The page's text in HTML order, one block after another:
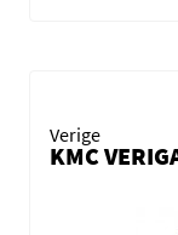
Verige
KMC